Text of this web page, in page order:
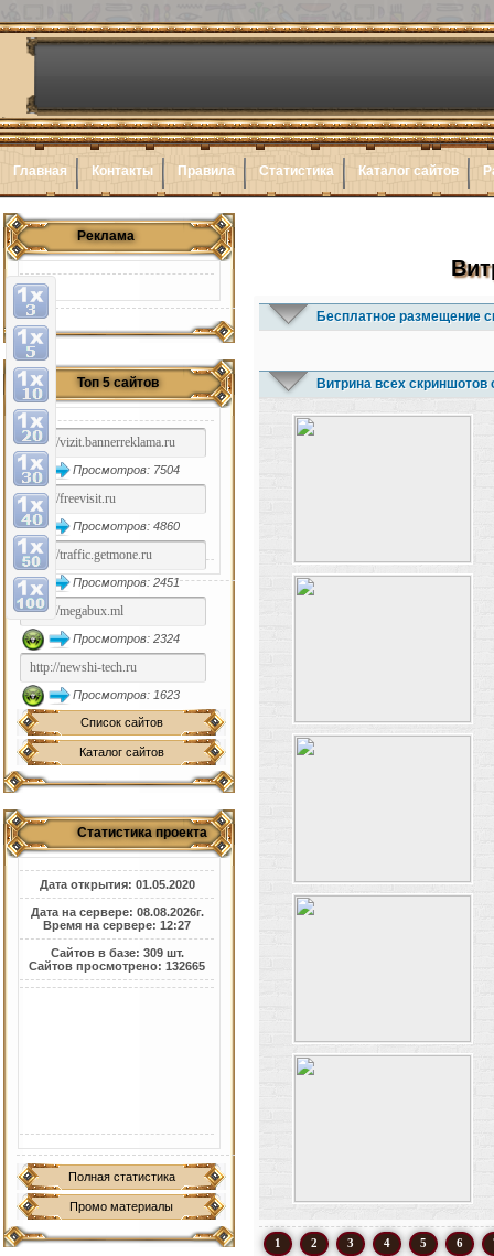
Главная Контакты Правила Статистика Каталог сайтов
Реклама
Топ 5 сайтов
Просмотров: 7504
Просмотров: 4860
Просмотров: 2451
Просмотров: 2324
Просмотров: 1623
Список сайтов
Каталог сайтов
Статистика проекта
Дата открытия: 01.05.2020
Дата на сервере: 08.08.2026г.
Время на сервере: 12:27
Сайтов в базе: 309 шт.
Сайтов просмотрено: 132665
Полная статистика
Промо материалы
Бесплатное размещение
Витрина всех скриншотов
1 2 3 4 5 6